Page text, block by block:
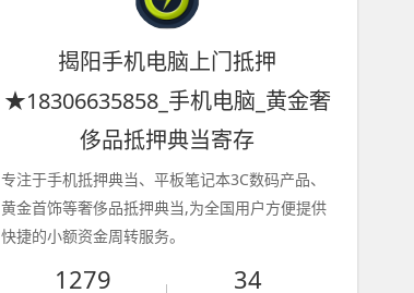
揭阳手机电脑上门抵押
★18306635858_手机电脑_黄金奢
侈品抵押典当寄存
专注于手机抵押典当、平板笔记本3C数码产品、
黄金首饰等奢侈品抵押典当,为全国用户方便提供
快捷的小额资金周转服务。
1279 34